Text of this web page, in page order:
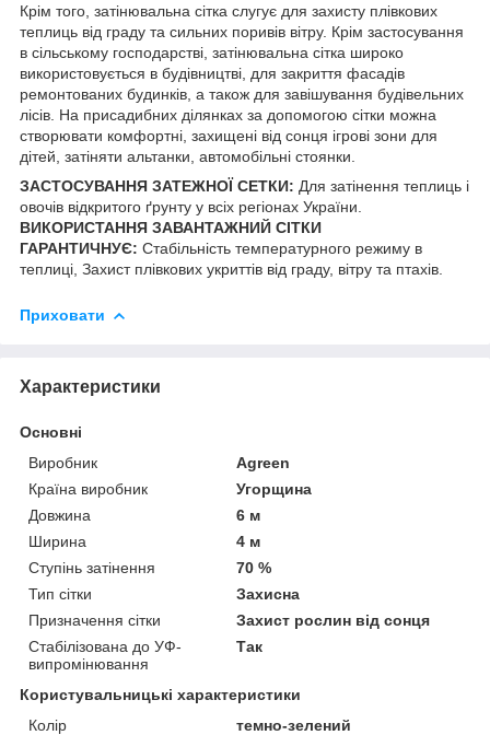
Крім того, затінювальна сітка слугує для захисту плівкових
теплиць від граду та сильних поривів вітру. Крім застосування
в сільському господарстві, затінювальна сітка широко
використовується в будівництві, для закриття фасадів
ремонтованих будинків, а також для завішування будівельних
лісів. На присадибних ділянках за допомогою сітки можна
створювати комфортні, захищені від сонця ігрові зони для
дітей, затіняти альтанки, автомобільні стоянки.
ЗАСТОСУВАННЯ ЗАТЕЖНОЇ СЕТКИ: Для затінення теплиць і
овочів відкритого ґрунту у всіх регіонах України.
ВИКОРИСТАННЯ ЗАВАНТАЖНИЙ СІТКИ
ГАРАНТИЧНУЄ: Стабільність температурного режиму в
теплиці, Захист плівкових укриттів від граду, вітру та птахів.
Приховати
Характеристики
Основні
Виробник
Agreen
Країна виробник
Угорщина
Довжина
6 м
Ширина
4 м
Ступінь затінення
70 %
Тип сітки
Захисна
Призначення сітки
Захист рослин від сонця
Стабілізована до УФ-
випромінювання
Так
Користувальницькі характеристики
Колір
темно-зелений